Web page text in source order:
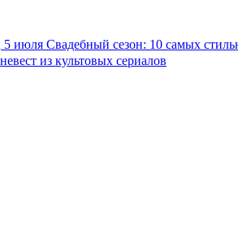
5 июля Свадебный сезон: 10 самых
невест из культовых сериалов